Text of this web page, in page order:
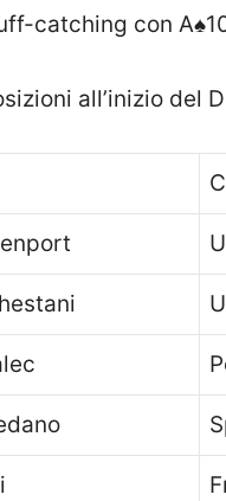
catching con A♠
all’inizio del